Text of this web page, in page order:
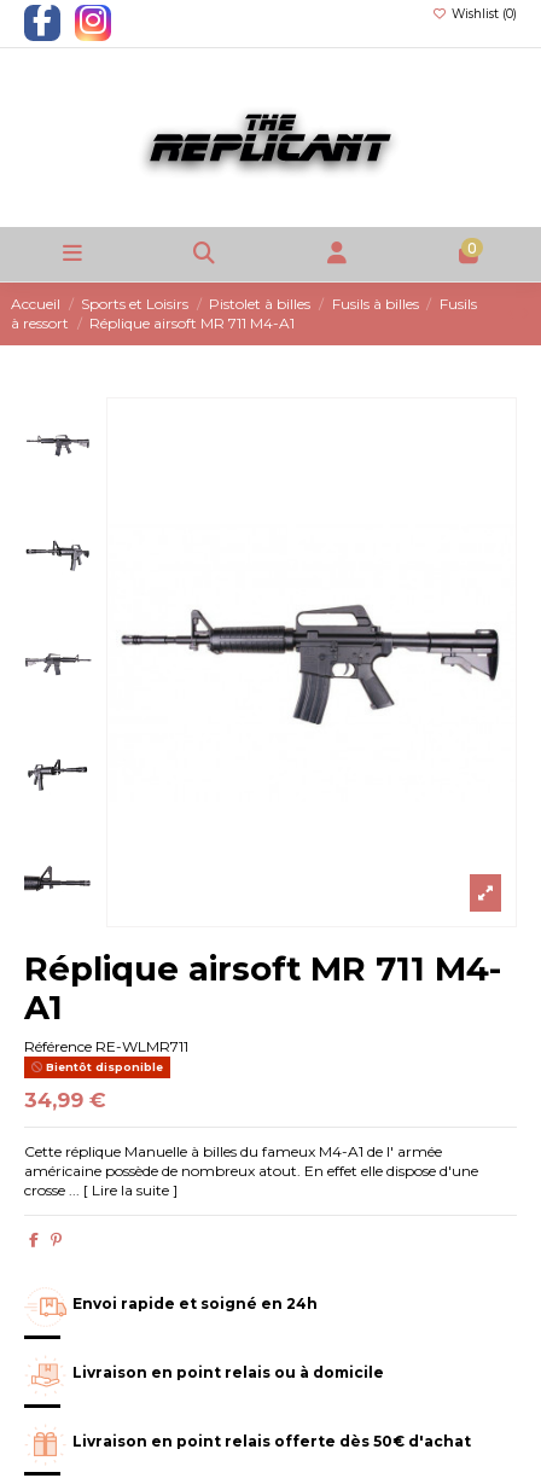
Wishlist (0)
0
Accueil Sports et Loisirs Pistolet à billes Fusils à billes
Fusils
à ressort
Réplique airsoft MR 711 M4-A1
Réplique airsoft MR 711 M4-
A1
Référence RE-WLMR711
Bientôt disponible
34,99 €
Cette réplique Manuelle à billes du fameux M4-A1 de l' armée
américaine possède de nombreux atout. En effet elle dispose d'une
crosse ... [ Lire la suite ]
Envoi rapide et soigné en 24h
Livraison en point relais ou à domicile
Livraison en point relais offerte dès 50€ d'achat